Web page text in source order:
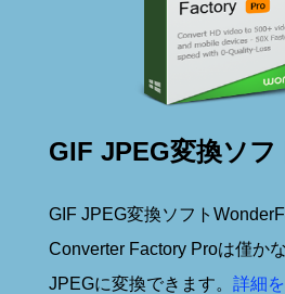
GIF JPEG変換ソフ
GIF JPEG変換ソフト
Converter Factory Proは僅か
JPEGに変換できます。 詳細